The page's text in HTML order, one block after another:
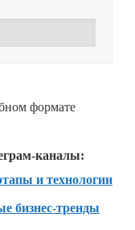
формате
каналы:
и технологии
бизнес-тренды